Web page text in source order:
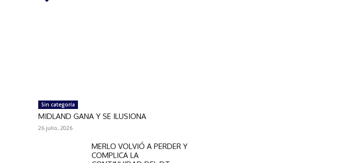
Sin categoría
MIDLAND GANA Y SE ILUSIONA
26 julio, 2026
MERLO VOLVIÓ A PERDER Y
COMPLICA LA